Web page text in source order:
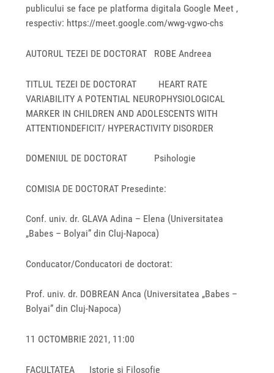
publicului se face pe platforma digitala Google Meet ,
respectiv: https://meet.google.com/wwg-vgwo-chs
AUTORUL TEZEI DE DOCTORAT ROBE Andreea
TITLUL TEZEI DE DOCTORAT HEART RATE
VARIABILITY A POTENTIAL NEUROPHYSIOLOGICAL
MARKER IN CHILDREN AND ADOLESCENTS WITH
ATTENTIONDEFICIT/ HYPERACTIVITY DISORDER
DOMENIUL DE DOCTORAT Psihologie
COMISIA DE DOCTORAT Presedinte:
Conf. univ. dr. GLAVA Adina – Elena (Universitatea
„Babes – Bolyai” din Cluj-Napoca)
Conducator/Conducatori de doctorat:
Prof. univ. dr. DOBREAN Anca (Universitatea „Babes –
Bolyai” din Cluj-Napoca)
11 OCTOMBRIE 2021, 11:00
FACULTATEA Istorie si Filosofie